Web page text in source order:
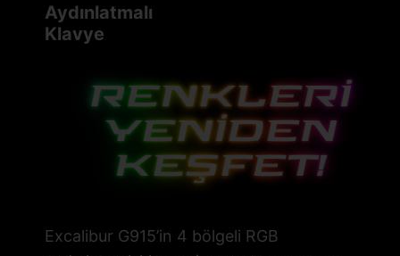
Aydınlatmalı
Klavye
Excalibur G915’in 4 bölgeli RGB